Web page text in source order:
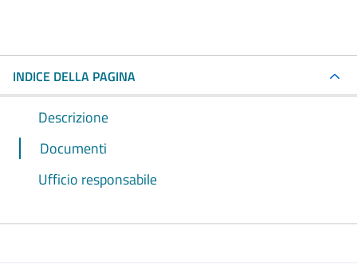
INDICE DELLA PAGINA
Descrizione
Documenti
Ufficio responsabile